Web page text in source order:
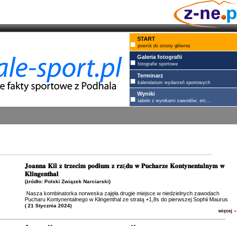
START
powrót do strony głównej
Galeria fotografii
fotografie sportowe
Terminarz
kalendarium wydarzeń sportowych
Wyniki
tabele z wynikami zawodów, etc...
𝐉𝐨𝐚𝐧𝐧𝐚 𝐊𝐢𝐥 𝐳 𝐭𝐫𝐳𝐞𝐜𝐢𝐦 𝐩𝐨𝐝𝐢𝐮𝐦 𝐳 𝐫𝐳ę𝐝𝐮 𝐰 𝐏𝐮𝐜𝐡𝐚𝐫𝐳𝐞 𝐊𝐨𝐧𝐭𝐲𝐧𝐞𝐧𝐭𝐚𝐥𝐧𝐲𝐦 𝐰
𝐊𝐥𝐢𝐧𝐠𝐞𝐧𝐭𝐡𝐚𝐥
(żródło: Polski Związek Narciarski)
Nasza kombinatorka norweska zajęła drugie miejsce w niedzielnych zawodach
Pucharu Kontynentalnego w Klingenthal ze stratą +1,8s do pierwszej Sophii Maurus
( 21 Stycznia 2024)
więcej »